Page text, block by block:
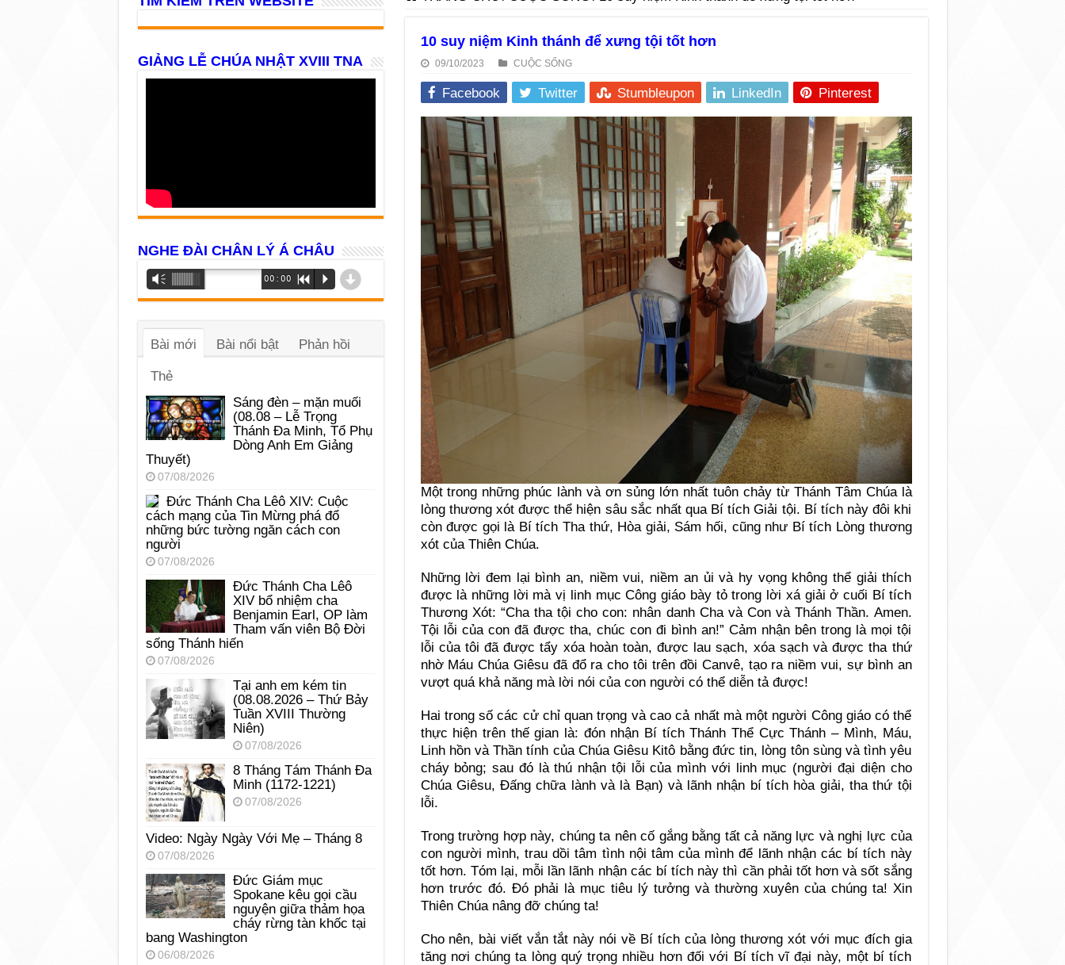
10 suy niệm Kinh thánh để xưng tội tốt hơn
09/10/2023 CUỘC SỐNG
Facebook Twitter Stumbleupon LinkedIn Pinterest
Một trong những phúc lành và ơn sủng lớn nhất tuôn chảy từ Thánh Tâm Chúa là
lòng thương xót được thể hiện sâu sắc nhất qua Bí tích Giải tội. Bí tích này đôi khi
còn được gọi là Bí tích Tha thứ, Hòa giải, Sám hối, cũng như Bí tích Lòng thương
xót của Thiên Chúa.
Những lời đem lại bình an, niềm vui, niềm an ủi và hy vọng không thể giải thích
được là những lời mà vị linh mục Công giáo bày tỏ trong lời xá giải ở cuối Bí tích
Thương Xót: “Cha tha tội cho con: nhân danh Cha và Con và Thánh Thần. Amen.
Tội lỗi của con đã được tha, chúc con đi bình an!” Cảm nhận bên trong là mọi tội
lỗi của tôi đã được tẩy xóa hoàn toàn, được lau sạch, xóa sạch và được tha thứ
nhờ Máu Chúa Giêsu đã đổ ra cho tôi trên đồi Canvê, tạo ra niềm vui, sự bình an
vượt quá khả năng mà lời nói của con người có thể diễn tả được!
Hai trong số các cử chỉ quan trọng và cao cả nhất mà một người Công giáo có thể
thực hiện trên thế gian là: đón nhận Bí tích Thánh Thể Cực Thánh – Mình, Máu,
Linh hồn và Thần tính của Chúa Giêsu Kitô bằng đức tin, lòng tôn sùng và tình yêu
cháy bỏng; sau đó là thú nhận tội lỗi của mình với linh mục (người đại diện cho
Chúa Giêsu, Đấng chữa lành và là Bạn) và lãnh nhận bí tích hòa giải, tha thứ tội
lỗi.
Trong trường hợp này, chúng ta nên cố gắng bằng tất cả năng lực và nghị lực của
con người mình, trau dồi tâm tình nội tâm của mình để lãnh nhận các bí tích này
tốt hơn. Tóm lại, mỗi lần lãnh nhận các bí tích này thì cần phải tốt hơn và sốt sắng
hơn trước đó. Đó phải là mục tiêu lý tưởng và thường xuyên của chúng ta! Xin
Thiên Chúa nâng đỡ chúng ta!
Cho nên, bài viết vắn tắt này nói về Bí tích của lòng thương xót với mục đích gia
tăng nơi chúng ta lòng quý trọng nhiều hơn đối với Bí tích vĩ đại này, một bí tích
GIẢNG LỄ CHÚA NHẬT XVIII TNA
NGHE ĐÀI CHÂN LÝ Á CHÂU
Trình
phát
âm
Vm 00:00 R P d
Bài mới Bài nổi bật Phản hồi
Thẻ
Sáng đèn – mặn muối
(08.08 – Lễ Trọng
Thánh Đa Minh, Tổ Phụ
Dòng Anh Em Giảng
Thuyết)
07/08/2026
Đức Thánh Cha Lêô XIV: Cuộc
cách mạng của Tin Mừng phá đổ
những bức tường ngăn cách con
người
07/08/2026
Đức Thánh Cha Lêô
XIV bổ nhiệm cha
Benjamin Earl, OP làm
Tham vấn viên Bộ Đời
sống Thánh hiến
07/08/2026
Tại anh em kém tin
(08.08.2026 – Thứ Bảy
Tuần XVIII Thường
Niên)
07/08/2026
8 Tháng Tám Thánh Ða
Minh (1172-1221)
07/08/2026
Video: Ngày Ngày Với Mẹ – Tháng 8
07/08/2026
Đức Giám mục
Spokane kêu gọi cầu
nguyện giữa thảm họa
cháy rừng tàn khốc tại
bang Washington
06/08/2026